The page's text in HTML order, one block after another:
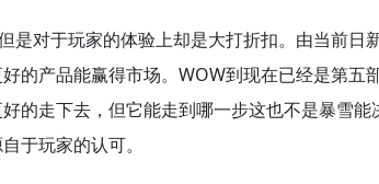
是对于玩家的体验上却是大打折扣。由当前日
的产品能赢得市场。WOW到现在已经是第五
的走下去，但它能走到哪一步这也不是暴雪能
于玩家的认可。